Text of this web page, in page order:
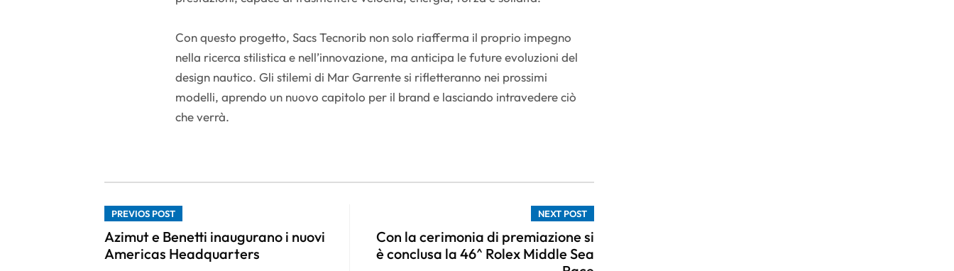
Con questo progetto, Sacs Tecnorib non solo riafferma il proprio impegno
nella ricerca stilistica e nell’innovazione, ma anticipa le future evoluzioni del
design nautico. Gli stilemi di Mar Garrente si rifletteranno nei prossimi
modelli, aprendo un nuovo capitolo per il brand e lasciando intravedere ciò
che verrà.
PREVIOS POST
Azimut e Benetti inaugurano i nuovi
Americas Headquarters
NEXT POST
Con la cerimonia di premiazione si
è conclusa la 46^ Rolex Middle Sea